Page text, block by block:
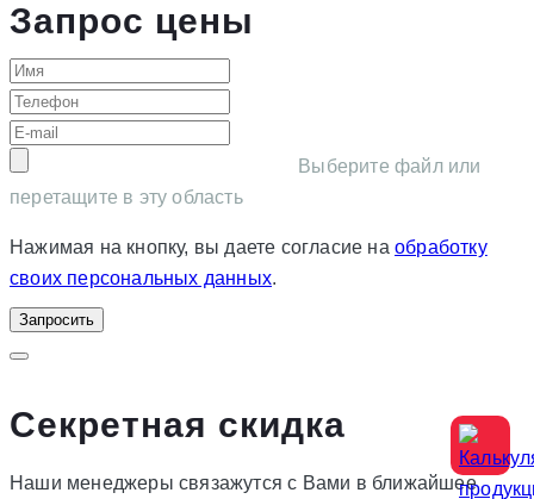
Запрос цены
Выберите файл или
перетащите в эту область
Нажимая на кнопку, вы даете согласие наобработку
своих персональных данных.
Запросить
Секретная скидка
Наши менеджеры связажутся с Вами в ближайшее